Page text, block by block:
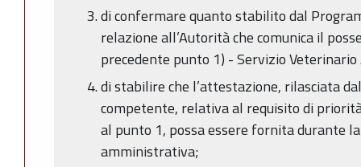
di confermare quanto stabilito dal
relazione all’Autorità che comunica il
precedente punto 1) - Servizio Veterinario
di stabilire che l’attestazione, rilasciata
competente, relativa al requisito di
al punto 1, possa essere fornita durante
amministrativa;